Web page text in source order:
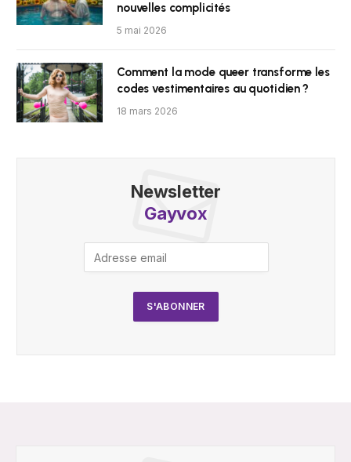
nouvelles complicités
5 mai 2026
Comment la mode queer transforme les
codes vestimentaires au quotidien ?
18 mars 2026
Newsletter
Gayvox